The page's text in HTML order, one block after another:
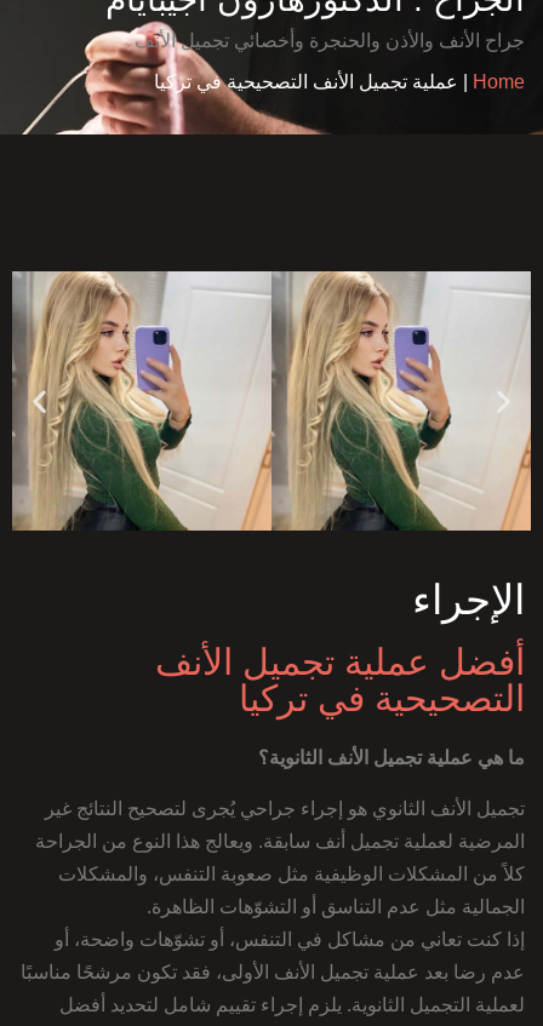
جراح الأنف والأذن والحنجرة وأخصائي تجميل الأنف
Home
عملية تجميل الأنف التصحيحية في تركيا
الإجراء
أفضل عملية تجميل الأنف
التصحيحية في تركيا
ما هي عملية تجميل الأنف الثانوية؟
تجميل الأنف الثانوي هو إجراء جراحي يُجرى لتصحيح النتائج غير
المرضية لعملية تجميل أنف سابقة. ويعالج هذا النوع من الجراحة
كلاً من المشكلات الوظيفية مثل صعوبة التنفس، والمشكلات
الجمالية مثل عدم التناسق أو التشوّهات الظاهرة.
إذا كنت تعاني من مشاكل في التنفس، أو تشوّهات واضحة، أو
عدم رضا بعد عملية تجميل الأنف الأولى، فقد تكون مرشحًا مناسبًا
لعملية التجميل الثانوية. يلزم إجراء تقييم شامل لتحديد أفضل